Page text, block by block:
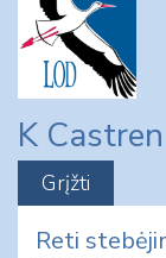
content
K
Reti